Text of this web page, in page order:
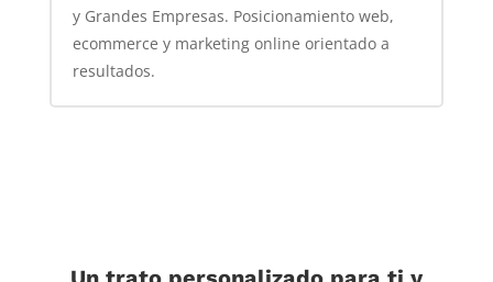
y Grandes Empresas. Posicionamiento web,
ecommerce y marketing online orientado a
resultados.